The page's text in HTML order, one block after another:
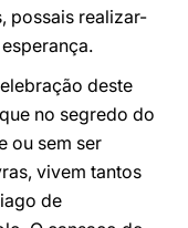
possais realizar-
deste
no segredo do
ou sem ser
vivem tantos
de